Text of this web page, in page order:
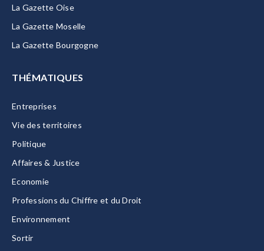
La Gazette Oise
La Gazette Moselle
La Gazette Bourgogne
THÉMATIQUES
Entreprises
Vie des territoires
Politique
Affaires & Justice
Economie
Professions du Chiffre et du Droit
Environnement
Sortir